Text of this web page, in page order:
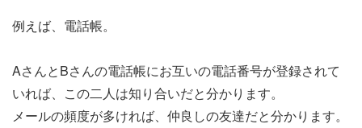
例えば、電話帳。
AさんとBさんの電話帳にお互いの電話番号が登録されて
いれば、この二人は知り合いだと分かります。
メールの頻度が多ければ、仲良しの友達だと分かります。